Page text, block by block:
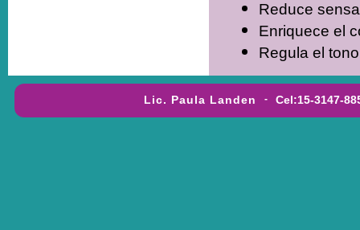
Reduce
Enriquece el
Regula el